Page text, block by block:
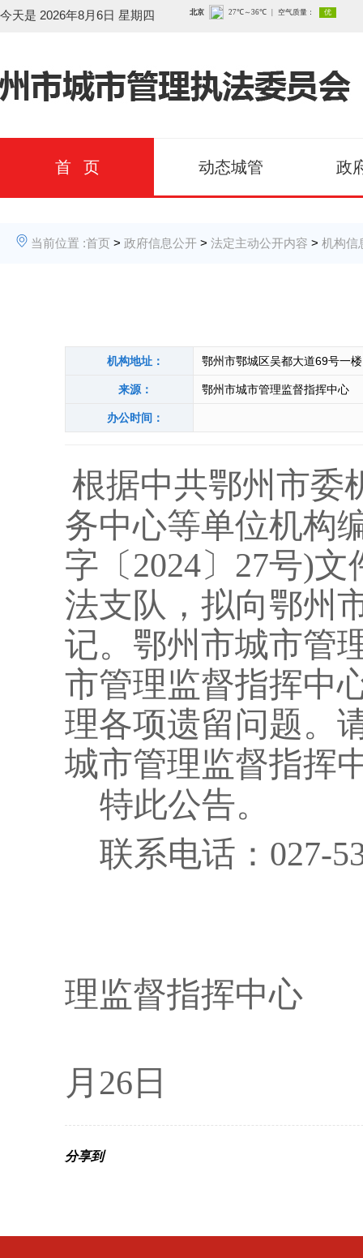
今天是 2026年8月6日 星期四
首 页 动态城管 政
当前位置 :首页 > 政府信息公开 > 法定主动公开内容 > 机构信
机构地址： 鄂州市鄂城区吴都大道69号一楼
来源： 鄂州市城市管理监督指挥中心
办公时间：
根据中共鄂州市委
务中心等单位机构
字〔2024〕27号)
法支队，拟向鄂州
记。鄂州市城市管
市管理监督指挥中
理各项遗留问题。
城市管理监督指挥
特此公告。
联系电话： 027-
理监督指挥中心
月26日
分享到